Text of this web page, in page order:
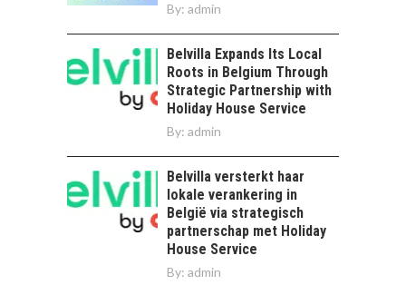
By: admin
Belvilla Expands Its Local
Roots in Belgium Through
Strategic Partnership with
Holiday House Service
By: admin
Belvilla versterkt haar
lokale verankering in
België via strategisch
partnerschap met Holiday
House Service
By: admin